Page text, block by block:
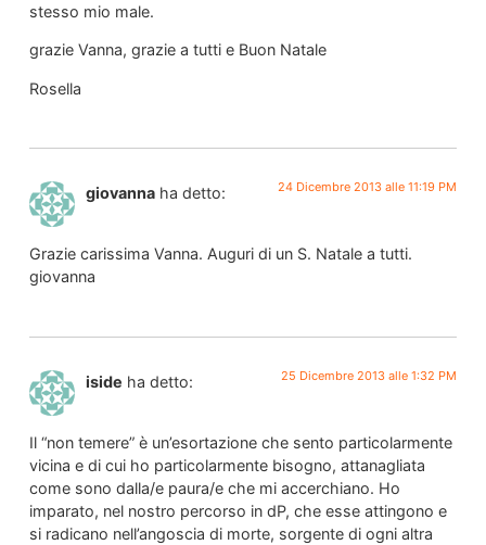
stesso mio male.
grazie Vanna, grazie a tutti e Buon Natale
Rosella
giovanna ha detto: 24 Dicembre 2013 alle 11:19 PM
Grazie carissima Vanna. Auguri di un S. Natale a tutti.
giovanna
iside ha detto: 25 Dicembre 2013 alle 1:32 PM
Il “non temere” è un’esortazione che sento particolarmente
vicina e di cui ho particolarmente bisogno, attanagliata
come sono dalla/e paura/e che mi accerchiano. Ho
imparato, nel nostro percorso in dP, che esse attingono e
si radicano nell’angoscia di morte, sorgente di ogni altra